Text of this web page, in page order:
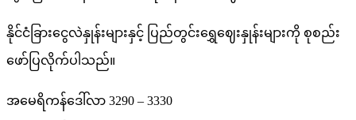
နိုင်ငံခြားငွေလဲနှုန်းများနှင့် ပြည်တွင်းရွှေဈေးနှုန်းများကို စုစည်း
ဖော်ပြလိုက်ပါသည်။
အမေရိကန်ဒေါ်လာ 3290 – 3330